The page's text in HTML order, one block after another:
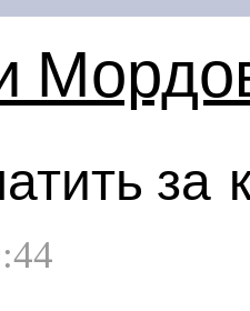
за